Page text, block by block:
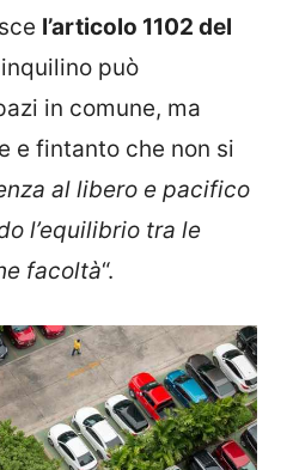
l’articolo 1102 del
può
in comune, ma
e fintanto che non si
al libero e pacifico
l’equilibrio tra le
facoltà“.